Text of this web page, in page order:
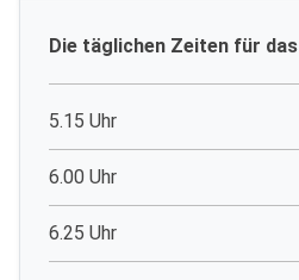
Die täglichen Zeiten für
5.15 Uhr
6.00 Uhr
6.25 Uhr